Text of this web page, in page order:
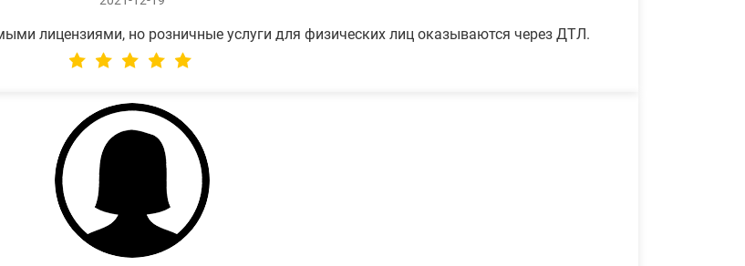
лицензиями, но розничные услуги для физических лиц оказываются через ДТЛ.